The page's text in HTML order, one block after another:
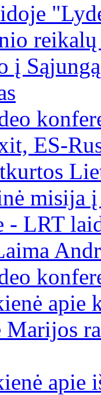
į
ES-
misija
- LRT
apie
Marijos
apie